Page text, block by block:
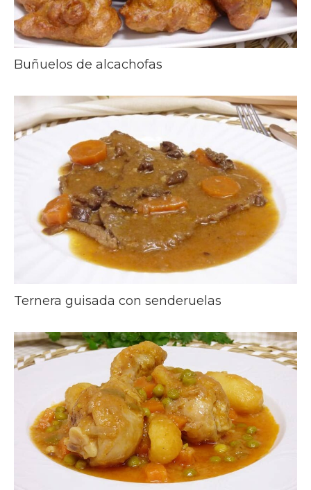
Buñuelos de alcachofas
Ternera guisada con senderuelas